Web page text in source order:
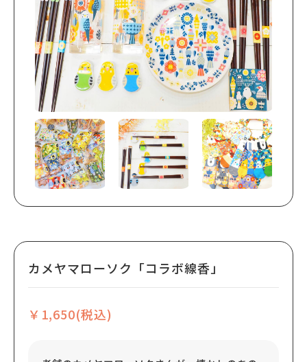
カメヤマローソク「コラボ線香」
￥1,650(税込)